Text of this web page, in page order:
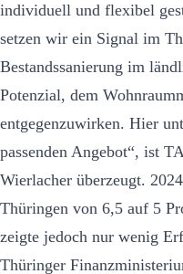
individuell und flexibel
setzen wir ein Signal im
Bestandssanierung im
Potenzial, dem
entgegenzuwirken. Hier
passenden Angebot“, ist
Wierlacher überzeugt.
Thüringen von 6,5 auf 5
zeigte jedoch nur wenig
Thüringer